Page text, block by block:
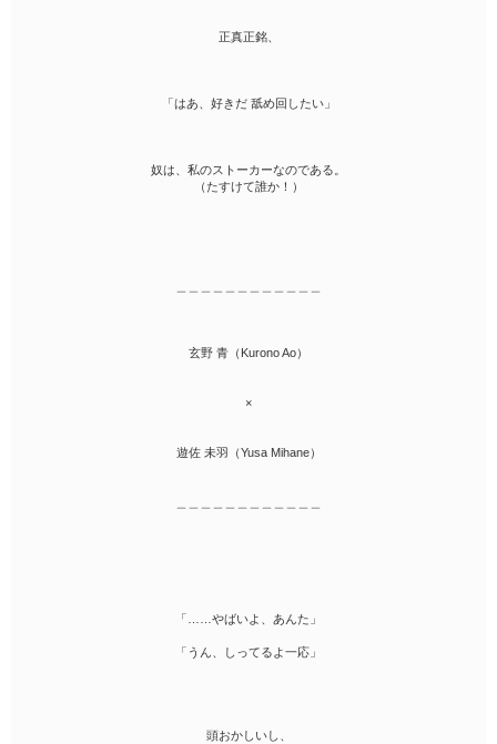
正真正銘、
「はあ、好きだ 舐め回したい」
奴は、私のストーカーなのである。
（たすけて誰か！）
玄野 青（Kurono Ao）
×
遊佐 未羽（Yusa Mihane）
「……やばいよ、あんた」
「うん、しってるよ一応」
頭おかしいし、